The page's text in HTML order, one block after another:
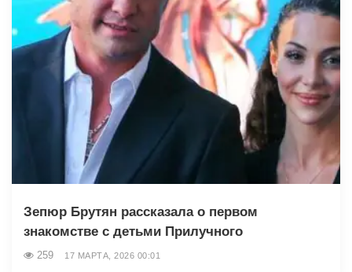
Зепюр Брутян рассказала о первом
знакомстве с детьми Прилучного
259 17 МАРТА, 2026 00:01